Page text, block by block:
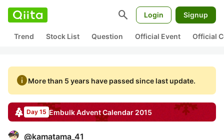
search Login Signup
Trend Stock List Question Official Event Official
infoMore than 5 years have passed since last update.
Day 15 EmbulkAdvent Calendar 2015
@kamatama_41